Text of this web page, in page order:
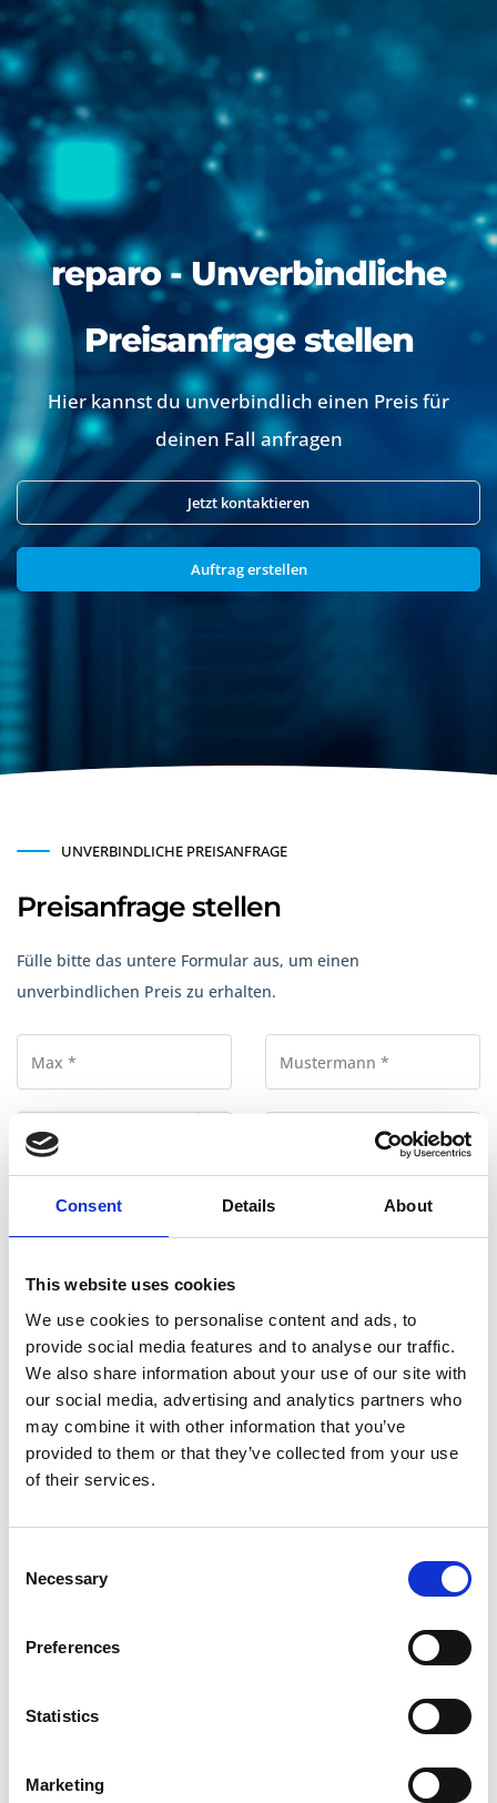
Consent Details About
This website uses cookies
We use cookies to personalise content and ads, to
provide social media features and to analyse our traffic.
We also share information about your use of our site with
our social media, advertising and analytics partners who
may combine it with other information that you’ve
provided to them or that they’ve collected from your use
of their services.
Selection
Necessary
Preferences
Statistics
Marketing
reparo - Unverbindliche
Preisanfrage stellen
Hier kannst du unverbindlich einen Preis für
deinen Fall anfragen
Jetzt kontaktieren
Auftrag erstellen
UNVERBINDLICHE PREISANFRAGE
Preisanfrage stellen
Fülle bitte das untere Formular aus, um einen
unverbindlichen Preis zu erhalten.
Hersteller *
Farbe *
Schadensbeschreibung *
E-Mail Adresse oder WhatsApp *
Ich habe dieDatenschutzerklärungzur Kenntnis
genommen. Ich stimme zu, dass meine Angaben und
Daten zur Beantwortung meiner Anfrage elektronisch
Deine Einwilligung jederzeit für die Zukunft per E-Mail
aninfo@myreparo.de